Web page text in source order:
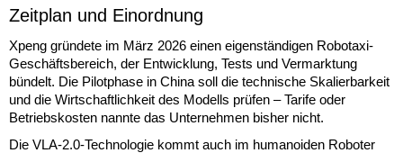
Zeitplan und Einordnung
Xpeng gründete im März 2026 einen eigenständigen Robotaxi-
Geschäftsbereich, der Entwicklung, Tests und Vermarktung
bündelt. Die Pilotphase in China soll die technische Skalierbarkeit
und die Wirtschaftlichkeit des Modells prüfen – Tarife oder
Betriebskosten nannte das Unternehmen bisher nicht.
Die VLA-2.0-Technologie kommt auch im humanoiden Roboter